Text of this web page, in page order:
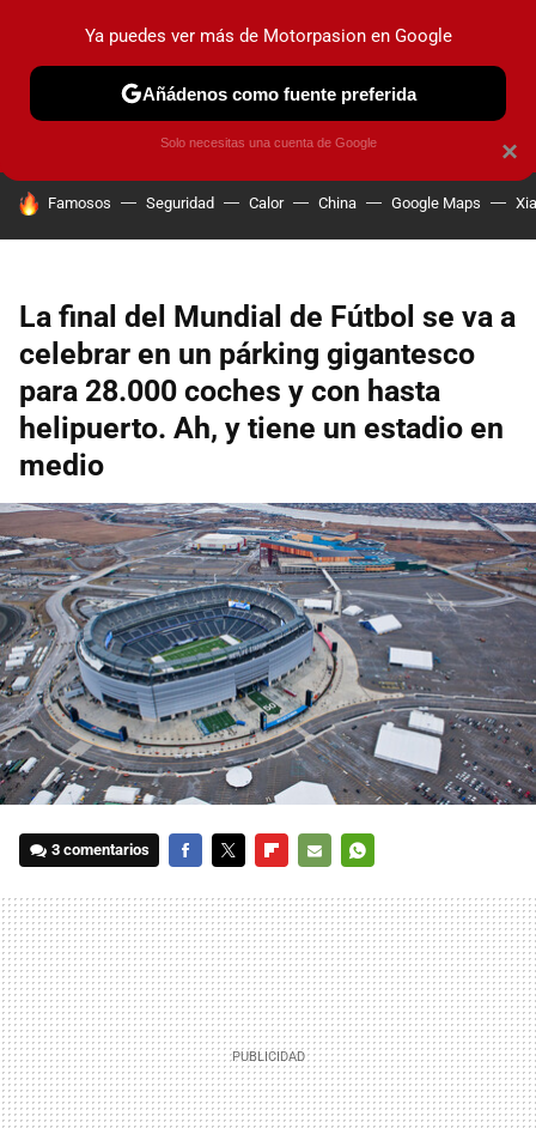
PRUEBAS COCHES ELÉCTRICOS OBSERVATORIO
HOY SE HABLA DE
Famosos Seguridad Calor China Google Maps
La final del Mundial de Fútbol se va a
celebrar en un párking gigantesco
para 28.000 coches y con hasta
helipuerto. Ah, y tiene un estadio en
medio
3 comentarios
MAIL
×
Ya puedes ver más de Motorpasion en Google
Añádenos como fuente preferida
Solo necesitas una cuenta de Google